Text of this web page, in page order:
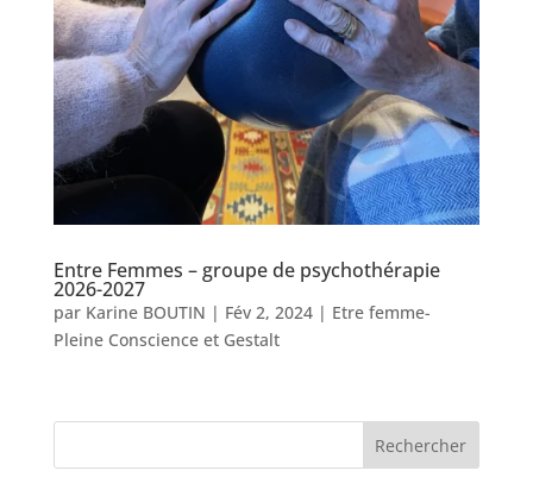
Entre Femmes – groupe de psychothérapie
2026-2027
par Karine BOUTIN | Fév 2, 2024| Etre femme-
Pleine Conscience et Gestalt
Rechercher